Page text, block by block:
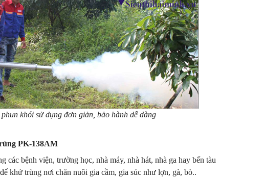
phun khói sử dụng đơn giản, bảo hành dễ dàng
PK-138AM
bệnh viện, trường học, nhà máy, nhà hát, nhà ga hay bến tàu
khử trùng nơi chăn nuôi gia cầm, gia súc như lợn, gà, bò..